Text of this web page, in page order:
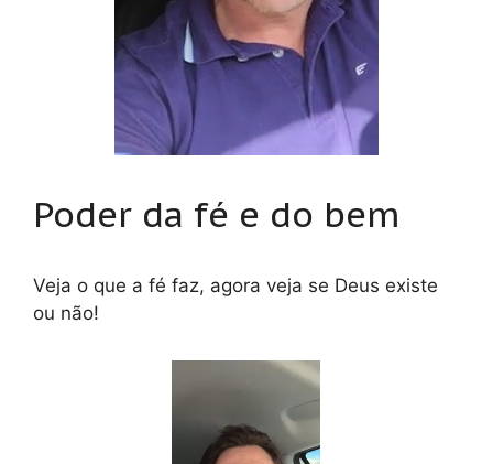
Poder da fé e do bem
Veja o que a fé faz, agora veja se Deus existe
ou não!